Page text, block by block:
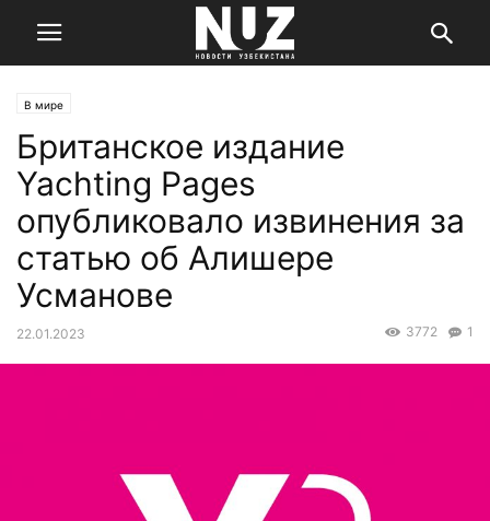
В мире
Британское издание
Yachting Pages
опубликовало извинения за
статью об Алишере
Усманове
22.01.2023 1
3772